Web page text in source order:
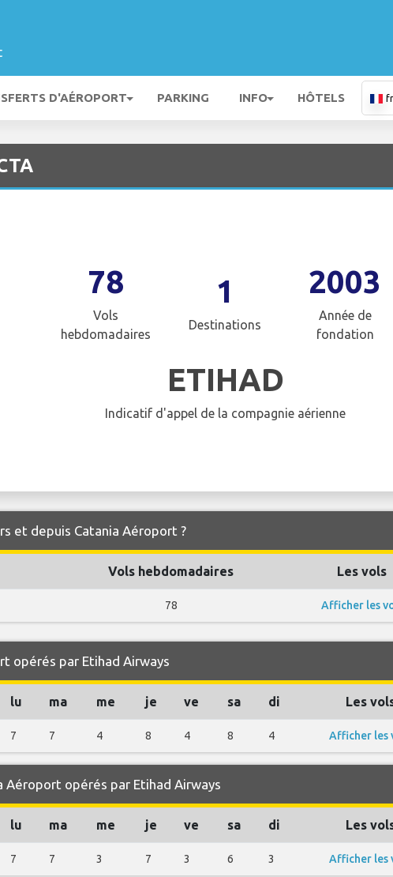
D'AÉROPORT PARKING INFO HÔTELS
78
Vols
hebdomadaires
1
Destinations
2003
Année de
fondation
ETIHAD
Indicatif d'appel de la compagnie aérienne
et depuis Catania Aéroport ?
Vols hebdomadaires Les vols
78 Afficher les
opérés par Etihad Airways
lu ma me je ve sa di Les
7 7 4 8 4 8 4 Afficher les
opérés par Etihad Airways
lu ma me je ve sa di Les
7 7 3 7 3 6 3 Afficher les